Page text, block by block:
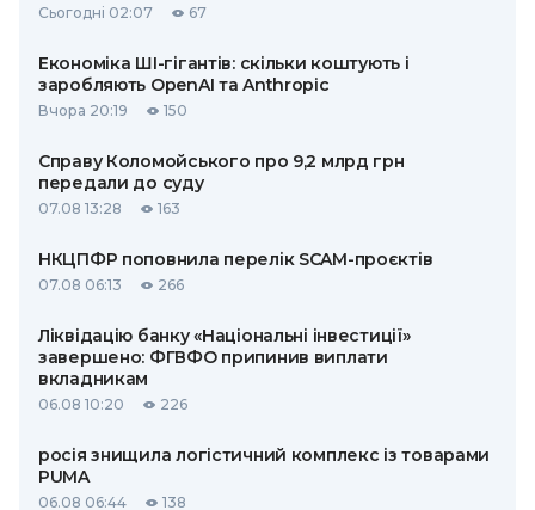
Сьогодні 02:07 67
Економіка ШІ-гігантів: скільки коштують і
заробляють OpenAI та Anthropic
Вчора 20:19 150
Справу Коломойського про 9,2 млрд грн
передали до суду
07.08 13:28 163
НКЦПФР поповнила перелік SCAM-проєктів
07.08 06:13 266
Ліквідацію банку «Національні інвестиції»
завершено: ФГВФО припинив виплати
вкладникам
06.08 10:20 226
росія знищила логістичний комплекс із товарами
PUMA
06.08 06:44 138